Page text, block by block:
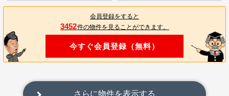
会員登録をすると
3452件の物件を見ることができます。
今すぐ会員登録（無料）
さらに物件を表示する